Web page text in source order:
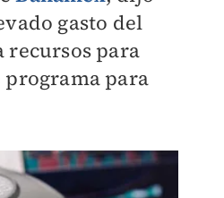
gasto del
recursos para
programa para